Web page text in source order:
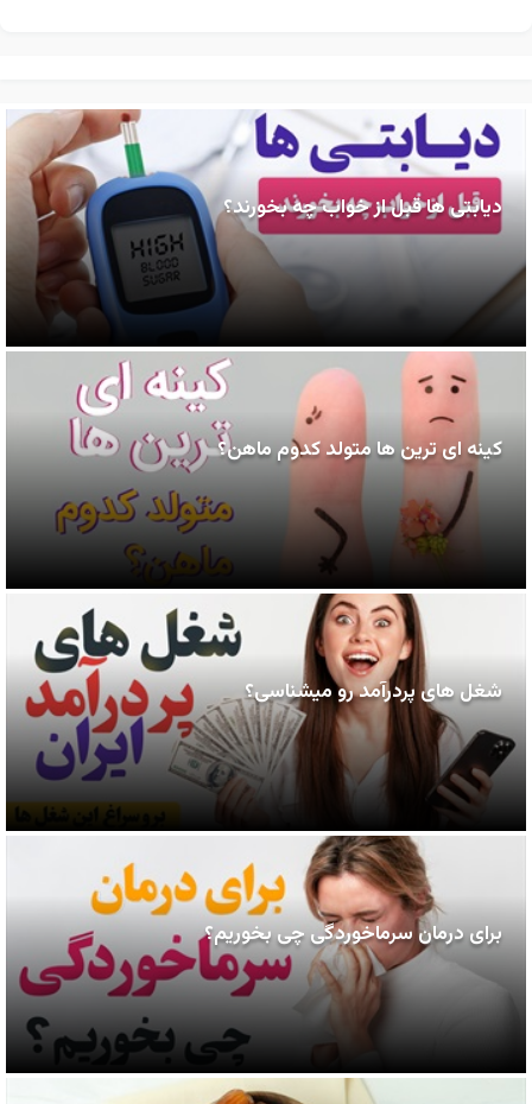
دیابتی ها قبل از خواب چه بخورند؟
کینه ای ترین ها متولد کدوم ماهن؟
شغل های پردرآمد رو میشناسی؟
برای درمان سرماخوردگی چی بخوریم؟